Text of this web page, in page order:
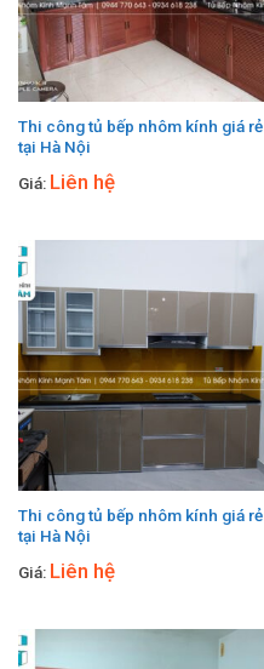
Thi công tủ bếp nhôm kính giá rẻ
tại Hà Nội
Giá: Liên hệ
Thi công tủ bếp nhôm kính giá rẻ
tại Hà Nội
Giá: Liên hệ